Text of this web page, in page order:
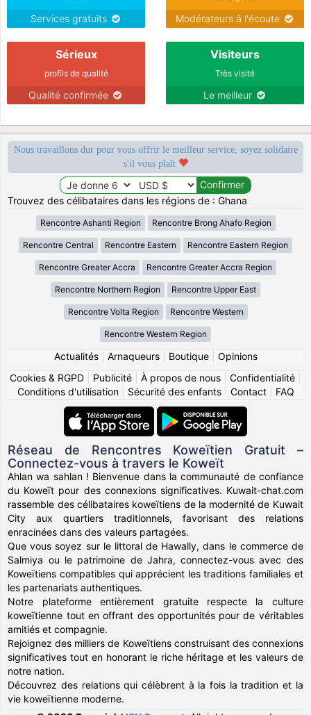
Services gratuits Modérateurs à l'écoute
Sérieux
profils de qualité
Qualité confirmée
Visiteurs
Très visité
Le meilleur
Nous travaillons dur pour vous offrir le meilleur service, soyez solidaire
s'il vous plaît
Trouvez des célibataires dans les régions de : Ghana
Rencontre Ashanti Region Rencontre Brong Ahafo Region
Rencontre Central Rencontre Eastern Rencontre Eastern Region
Rencontre Greater Accra Rencontre Greater Accra Region
Rencontre Northern Region Rencontre Upper East
Rencontre Volta Region Rencontre Western
Rencontre Western Region
Actualités| Arnaqueurs| Boutique| Opinions
Cookies & RGPD
Publicité À propos de nous Confidentialité
Conditions d'utilisation| Sécurité des enfants| Contact| FAQ
Réseau de Rencontres Koweïtien Gratuit –
Connectez-vous à travers le Koweït
Ahlan wa sahlan ! Bienvenue dans la communauté de confiance
du Koweït pour des connexions significatives. Kuwait-chat.com
rassemble des célibataires koweïtiens de la modernité de Kuwait
City aux quartiers traditionnels, favorisant des relations
enracinées dans des valeurs partagées.
Que vous soyez sur le littoral de Hawally, dans le commerce de
Salmiya ou le patrimoine de Jahra, connectez-vous avec des
Koweïtiens compatibles qui apprécient les traditions familiales et
les partenariats authentiques.
Notre plateforme entièrement gratuite respecte la culture
koweïtienne tout en offrant des opportunités pour de véritables
amitiés et compagnie.
Rejoignez des milliers de Koweïtiens construisant des connexions
significatives tout en honorant le riche héritage et les valeurs de
notre nation.
Découvrez des relations qui célèbrent à la fois la tradition et la
vie koweïtienne moderne.